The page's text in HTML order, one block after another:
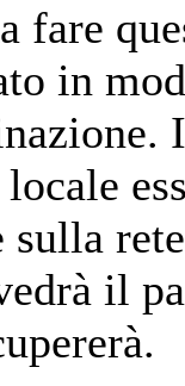
fare
in
sulla
il